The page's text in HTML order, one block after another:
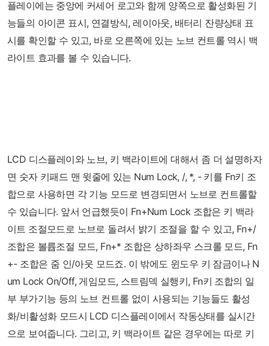
플레이에는 중앙에 커세어 로고와 함께 양쪽으로 활성화된 기
능들의 아이콘 표시, 연결방식, 레이아웃, 배터리 잔량상태 표
시를 확인할 수 있고, 바로 오른쪽에 있는 노브 컨트롤 역시 백
라이트 효과를 볼 수 있습니다.
LCD 디스플레이와 노브, 키 백라이트에 대해서 좀 더 설명하자
면 숫자 키패드 맨 윗줄에 있는 Num Lock, /, *, - 키를 Fn키 조
합으로 사용하면 각 기능 모드로 변경되면서 노브로 컨트롤할
수 있습니다. 앞서 언급했듯이 Fn+Num Lock 조합은 키 백라
이트 조절모드로 노브로 돌려서 밝기 조절을 할 수 있고, Fn+/
조합은 볼륩조절 모드, Fn+* 조합은 상하좌우 스크롤 모드, Fn
+- 조합은 줌 인/아웃 모드죠. 이 밖에도 윈도우 키 잠금이나 N
um Lock On/Off, 게임모드, 스트림덱 실행키, Fn키 조합의 일
부 부가기능 등의 노브 컨트롤 없이 사용되는 기능들도 활성
화/비활성화 모드시 LCD 디스플레이에서 작동상태를 실시간
으로 보여줍니다. 그리고, 키 백라이트 같은 경우에는 따로 키